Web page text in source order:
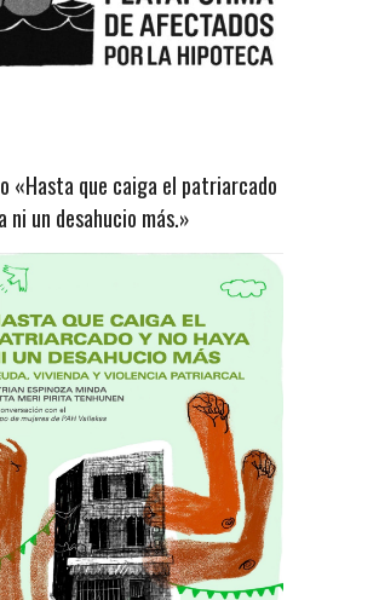
«Hasta que caiga el patriarcado
ni un desahucio más.»